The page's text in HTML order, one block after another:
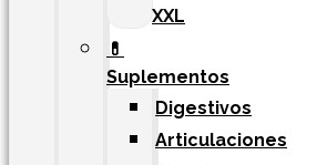
XXL
💊
Suplementos
Digestivos
Articulaciones